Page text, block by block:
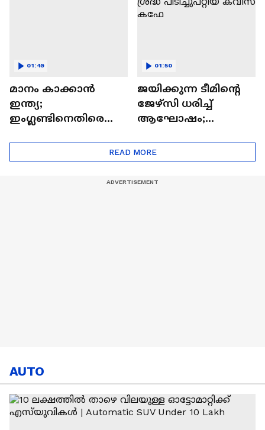
മാനം കാക്കാൻ
ഇന്ത്യ;
ഇംഗ്ലണ്ടിനെതിരെ
01:49
ജയിക്കുന്ന ടീമിന്റെ
ജേഴ്സി ധരിച്ച്
ആഘോഷം;
പിടിച്ചുപറ്റിയ കവീസ്
കഫേ
01:50
READ MORE
AUTO